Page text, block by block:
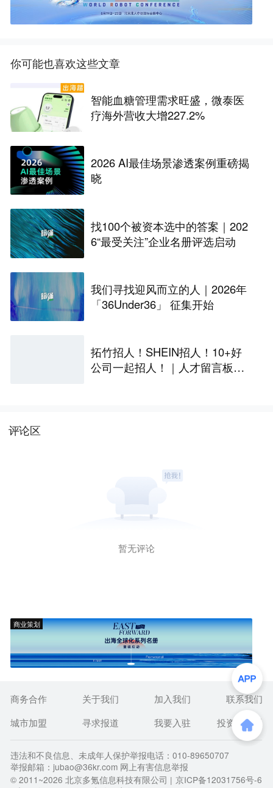
你可能也喜欢这些文章
智能血糖管理需求旺盛，微泰医
疗海外营收大增227.2%
2026 AI最佳场景渗透案例重磅揭
晓
找100个被资本选中的答案｜202
6“最受关注”企业名册评选启动
我们寻找迎风而立的人｜2026年
「36Under36」 征集开始
拓竹招人！SHEIN招人！10+好
公司一起招人！｜人才留言板第
评论区
暂无评论
商业策划
商务合作 关于我们 加入我们
联系我们
城市加盟
寻求报道 我要入驻 投资者关系
违法和不良信息、未成年人保护举报电话：010-89650707
举报邮箱：jubao@36kr.com 网上有害信息举报
© 2011~2026 北京多氪信息科技有限公司 | 京ICP备12031756号-6